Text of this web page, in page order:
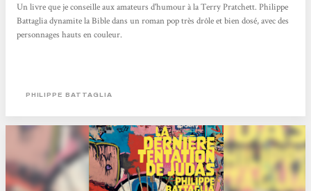
Un livre que je conseille aux amateurs d'humour à la Terry Pratchett. Philippe
Battaglia dynamite la Bible dans un roman pop très drôle et bien dosé, avec des
personnages hauts en couleur.
PHILIPPE BATTAGLIA